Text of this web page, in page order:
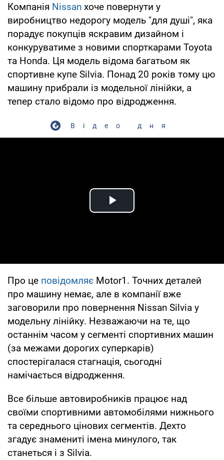
Компанія Nissan хоче повернути у
виробництво недорогу модель "для душі", яка
порадує покупців яскравим дизайном і
конкуруватиме з новими спорткарами Toyota
та Honda. Ця модель відома багатьом як
спортивне купе Silvia. Понад 20 років тому цю
машину прибрали із модельної лінійки, а
тепер стало відомо про відродження.
Відео дня
Play Video
Про це повідомляє Motor1. Точних деталей
про машину немає, але в компанії вже
заговорили про повернення Nissan Silvia у
модельну лінійку. Незважаючи на те, що
останнім часом у сегменті спортивних машин
(за межами дорогих суперкарів)
спостерігалася стагнація, сьогодні
намічається відродження.
Все більше автовиробників працює над
своїми спортивними автомобілями нижнього
та середнього цінових сегментів. Дехто
згадує знамениті імена минулого, так
станеться і з Silvia.